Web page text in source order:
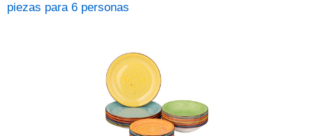
piezas para 6 personas